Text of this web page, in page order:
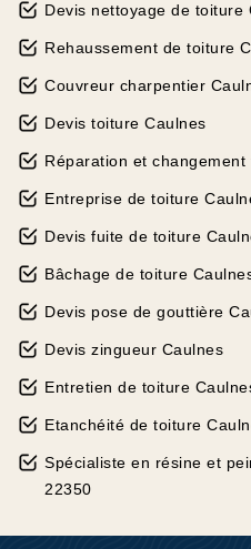
Devis nettoyage de toiture
Rehaussement de toiture
Couvreur charpentier
Devis toiture Caulnes
Réparation et
Entreprise de toiture
Devis fuite de toiture
Bâchage de toiture
Devis pose de gouttière
Devis zingueur Caulnes
Entretien de toiture
Etanchéité de toiture
Spécialiste en résine et
22350